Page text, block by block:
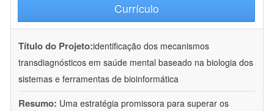
Currículo
Título do Projeto:identificação dos mecanismos
transdiagnósticos em saúde mental baseado na biologia dos
sistemas e ferramentas de bioinformática
Resumo: Uma estratégia promissora para superar os